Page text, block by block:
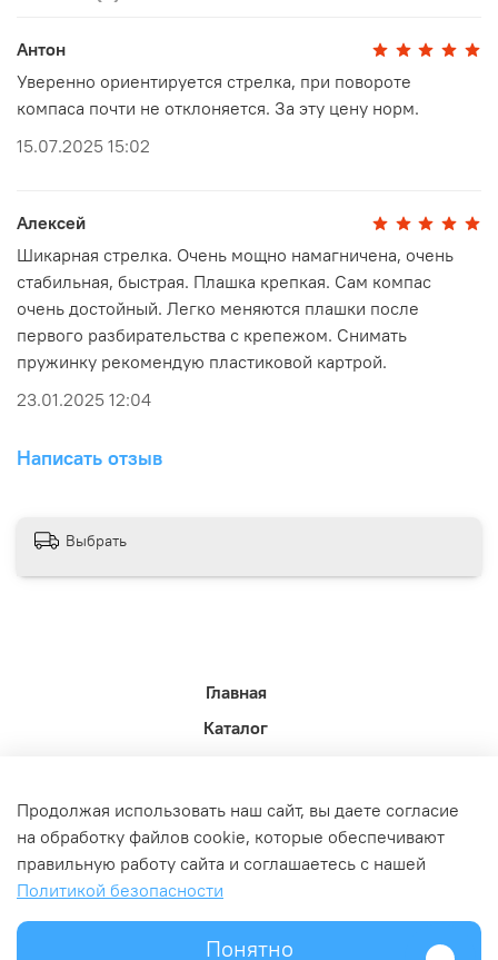
Антон
Уверенно ориентируется стрелка, при повороте
компаса почти не отклоняется. За эту цену норм.
15.07.2025 15:02
Алексей
Шикарная стрелка. Очень мощно намагничена, очень
стабильная, быстрая. Плашка крепкая. Сам компас
очень достойный. Легко меняются плашки после
первого разбирательства с крепежом. Снимать
пружинку рекомендую пластиковой картрой.
23.01.2025 12:04
Написать отзыв
Выбрать
Главная
Каталог
Доставка
Политика возврата
Связь с администрацией
Оферта и политика конфедициальности
Продолжая использовать наш сайт, вы даете согласие
на обработку файлов cookie, которые обеспечивают
правильную работу сайта и соглашаетесь с нашей
Политикой безопасности
Понятно